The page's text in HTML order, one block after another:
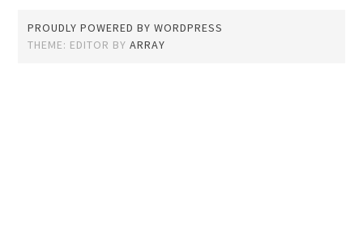
PROUDLY POWERED BY WORDPRESS
THEME: EDITOR BYARRAY